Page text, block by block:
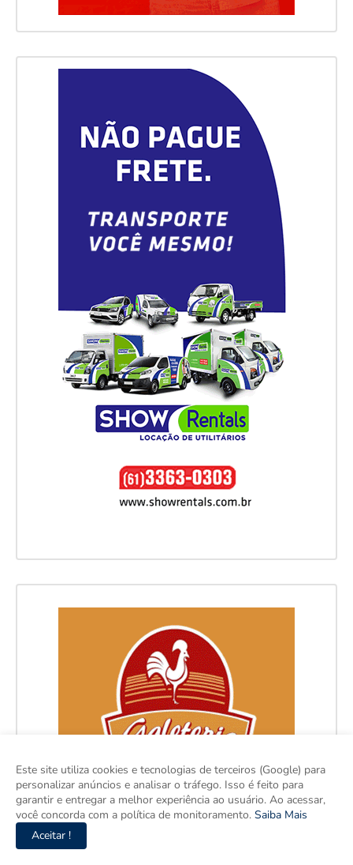
Este site utiliza cookies e tecnologias de terceiros (Google) para
personalizar anúncios e analisar o tráfego. Isso é feito para
garantir e entregar a melhor experiência ao usuário. Ao acessar,
você concorda com a política de monitoramento. Saiba Mais
Aceitar !